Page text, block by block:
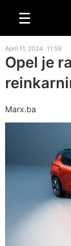
April 11, 2024 11:59
Opel je
Marx.ba